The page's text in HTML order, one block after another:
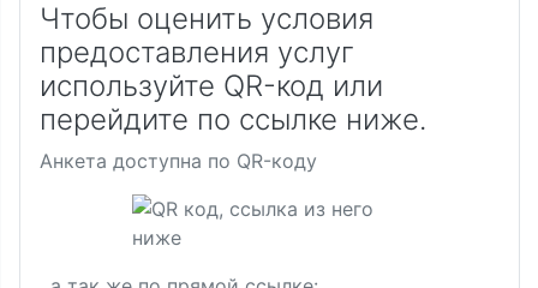
Чтобы оценить условия
предоставления услуг
используйте QR-код или
перейдите по ссылке ниже.
Анкета доступна по QR-коду